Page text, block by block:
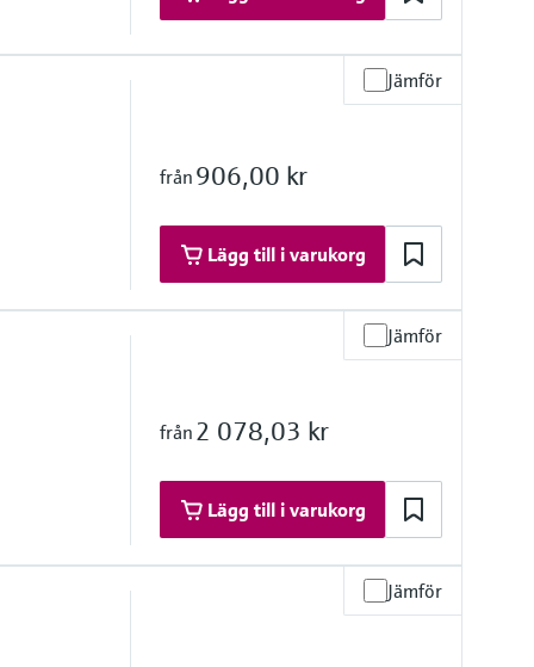
on request
Jämför
från 906,00 kr
Lägg till i varukorg
on request
Jämför
från 2 078,03 kr
Lägg till i varukorg
Jämför